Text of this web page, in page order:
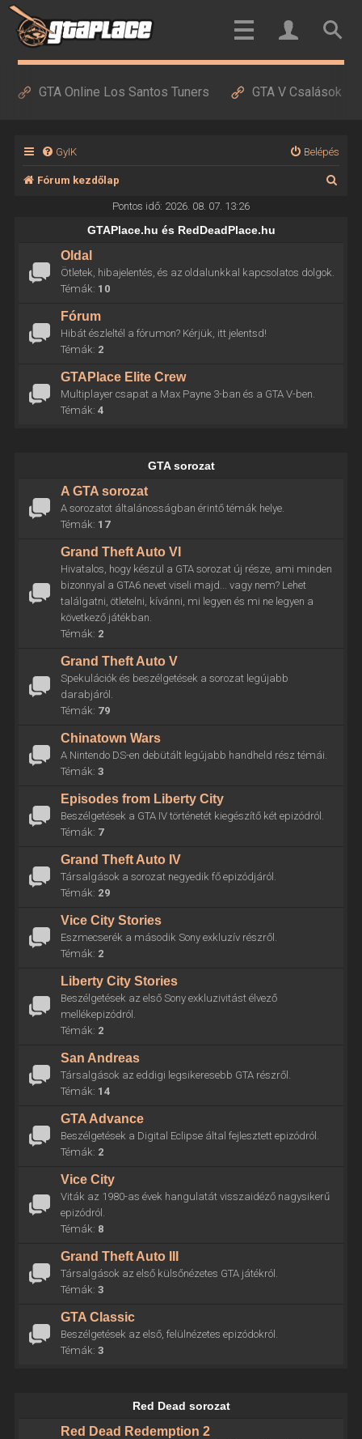
GTA Online Los Santos Tuners GTA V Csalások
GyIK Belépés
Fórum kezdőlap
Pontos idő: 2026. 08. 07. 13:26
GTAPlace.hu és RedDeadPlace.hu
Oldal
Ötletek, hibajelentés, és az oldalunkkal kapcsolatos dolgok.
Témák: 10
Fórum
Hibát észleltél a fórumon? Kérjük, itt jelentsd!
Témák: 2
GTAPlace Elite Crew
Multiplayer csapat a Max Payne 3-ban és a GTA V-ben.
Témák: 4
GTA sorozat
A GTA sorozat
A sorozatot általánosságban érintő témák helye.
Témák: 17
Grand Theft Auto VI
Hivatalos, hogy készül a GTA sorozat új része, ami minden
bizonnyal a GTA6 nevet viseli majd... vagy nem? Lehet
találgatni, ötletelni, kívánni, mi legyen és mi ne legyen a
következő játékban.
Témák: 2
Grand Theft Auto V
Spekulációk és beszélgetések a sorozat legújabb
darabjáról.
Témák: 79
Chinatown Wars
A Nintendo DS-en debütált legújabb handheld rész témái.
Témák: 3
Episodes from Liberty City
Beszélgetések a GTA IV történetét kiegészítő két epizódról.
Témák: 7
Grand Theft Auto IV
Társalgások a sorozat negyedik fő epizódjáról.
Témák: 29
Vice City Stories
Eszmecserék a második Sony exkluzív részről.
Témák: 2
Liberty City Stories
Beszélgetések az első Sony exkluzivitást élvező
mellékepizódról.
Témák: 2
San Andreas
Társalgások az eddigi legsikeresebb GTA részről.
Témák: 14
GTA Advance
Beszélgetések a Digital Eclipse által fejlesztett epizódról.
Témák: 2
Vice City
Viták az 1980-as évek hangulatát visszaidéző nagysikerű
epizódról.
Témák: 8
Grand Theft Auto III
Társalgások az első külsőnézetes GTA játékról.
Témák: 3
GTA Classic
Beszélgetések az első, felülnézetes epizódokról.
Témák: 3
Red Dead sorozat
Red Dead Redemption 2